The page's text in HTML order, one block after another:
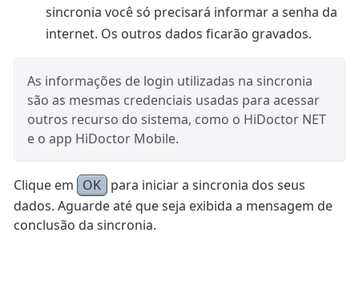
sincronia você só precisará informar a senha da
internet. Os outros dados ficarão gravados.
As informações de login utilizadas na sincronia
são as mesmas credenciais usadas para acessar
outros recurso do sistema, como o HiDoctor NET
e o app HiDoctor Mobile.
Clique em OK para iniciar a sincronia dos seus
dados. Aguarde até que seja exibida a mensagem de
conclusão da sincronia.